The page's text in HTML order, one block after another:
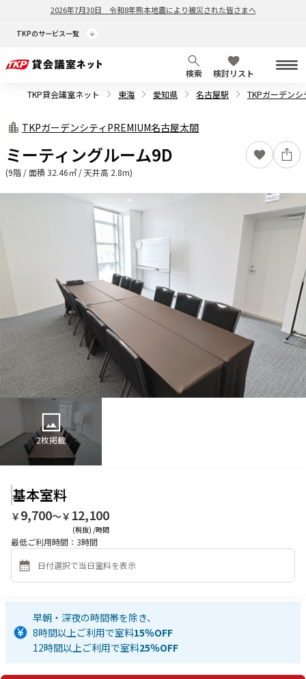
2026年7月30日 令和8年熊本地震により被災された皆さまへ
TKPのサービス一覧
検索
検討リスト
TKP貸会議室ネット
東海 愛知県 名古屋駅 TKPガーデンシ
TKPガーデンシティPREMIUM名古屋太閤
ミーティングルーム9D
(9階 / 面積 32.46㎡ / 天井高 2.8m)
2枚掲載
基本室料
￥ 9,700〜￥ 12,100
(税抜) /時間
最低ご利用時間： 3時間
早朝・深夜の時間帯を除き、
8時間以上ご利用で室料15％OFF
12時間以上ご利用で室料25％OFF